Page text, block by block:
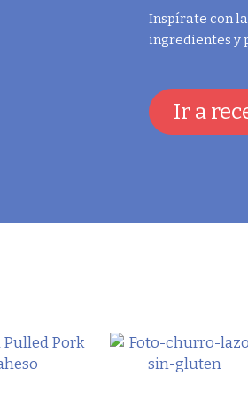
Inspírate con
ingredientes y
Ir a